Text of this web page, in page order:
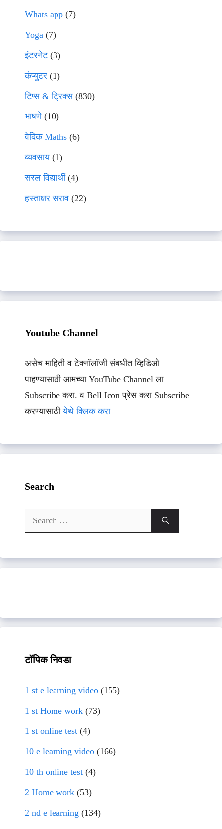
Whats app (7)
Yoga (7)
इंटरनेट(3)
कंप्युटर (1)
टिप्स & ट्रिक्स(830)
भाषणे(10)
वेदिक Maths (6)
व्यवसाय(1)
सरल विद्यार्थी(4)
हस्ताक्षर सराव (22)
Youtube Channel
असेच माहिती व टेक्नॉलॉजी संबधीत व्हिडिओ
पाहण्यासाठी आमच्या YouTube Channel ला
Subscribe करा. व Bell Icon प्रेस करा Subscribe
करण्यासाठीयेथे क्लिक करा
Search
Search
for:
टॉपिक निवडा
1 st e learning video (155)
1 st Home work (73)
1 st online test (4)
10 e learning video (166)
10 th online test (4)
2 Home work (53)
2 nd e learning (134)